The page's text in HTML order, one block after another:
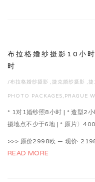
布拉格婚纱摄影10小
时
/布拉格婚纱摄影 ,捷克婚纱摄影 ,捷
PHOTO PACKAGES, PRAGUE
* 1对1婚纱照8小时 | * 造型2
摄地点不少于6地 | * 原片〉
>>> 原价2998欧 — 现价·
READ MORE